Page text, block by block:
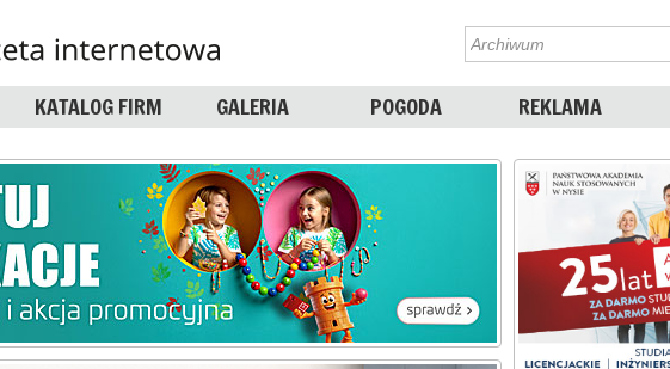
KATALOG FIRM GALERIA POGODA REKLAMA